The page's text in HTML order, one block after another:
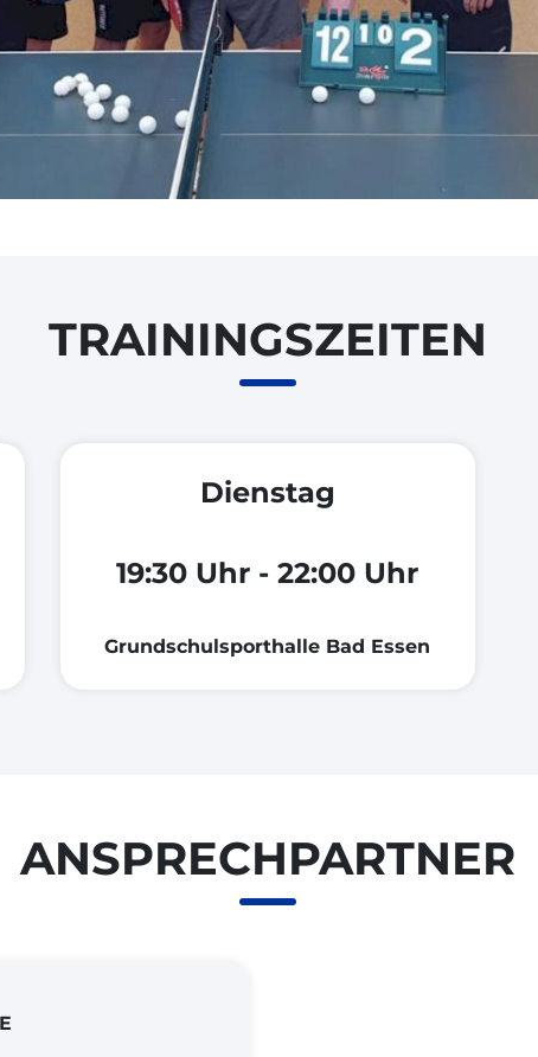
TRAININGSZEITEN
Dienstag
19:30 Uhr - 22:00 Uhr
Grundschulsporthalle Bad Essen
ANSPRECHPARTNER